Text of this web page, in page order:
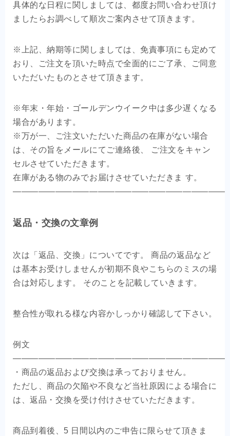
具体的な日程に関しましては、都度お問い合わせ頂け
ましたらお調べして順次ご案内させて頂きます。
※上記、納期等に関しましては、免責事項にも定めて
おり、ご注文を頂いた時点で全面的にご了承、ご同意
いただいたものとさせて頂きます。
※年末・年始・ゴールデンウイーク中は多少遅くなる
場合があります。
※万が一、ご注文いただいた商品の在庫がない場合
は、その旨をメールにてご連絡後、 ご注文をキャン
セルさせていただきます。
在庫がある物のみでお届けさせていただきま す。
返品・交換の文章例
次は「返品、交換」についてです。 商品の返品など
は基本お受けしませんが初期不良やこちらのミスの場
合は対応します。 そのことを記載していきます。
整合性が取れる様な内容かしっかり確認して下さい。
例文
—————————————————————————
・商品の返品および交換は承っておりません。
ただし、商品の欠陥や不良など当社原因による場合に
は、返品・交換を受け付けさせていただきます。
商品到着後、5 日間以内のご申告に限らせて頂きま